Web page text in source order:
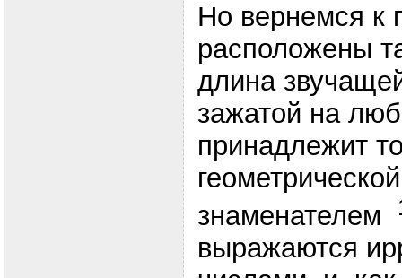
Но вернемся к
расположены
длина
зажатой на
принадлежит
знаменателем
выражаются